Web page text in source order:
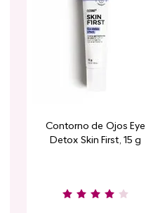
Contorno de Ojos Eye
Detox Skin First, 15 g